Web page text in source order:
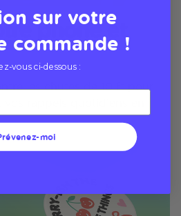
phone et
les chutes de 10 ft pour
rappels quotidiens en
sur votre
commande !
vous ci-dessous :
moi